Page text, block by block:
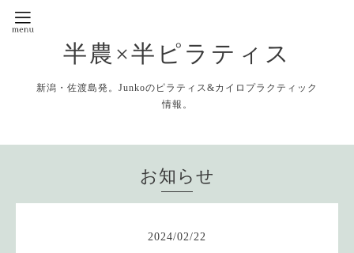
半農×半ピラティス
新潟・佐渡島発。Junkoのピラティス&カイロプラクティック
情報。
お知らせ
2024/02/22